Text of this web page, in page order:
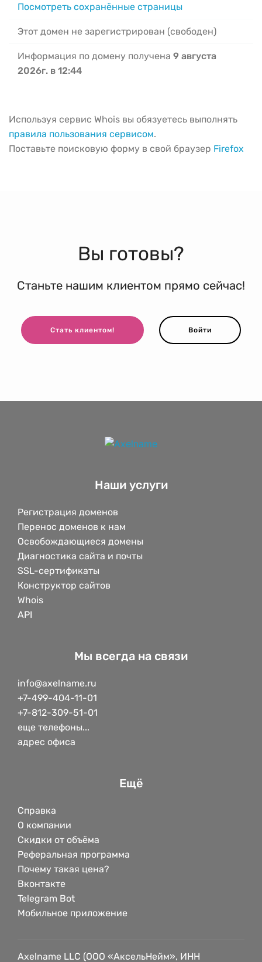
Посмотреть сохранённые страницы
Этот домен не зарегистрирован (свободен)
Информация по домену получена 9 августа
2026г. в 12:44
Используя сервис Whois вы обязуетесь выполнять
правила пользования сервисом.
Поставьте поисковую форму в свой браузер Firefox
Вы готовы?
Станьте нашим клиентом прямо сейчас!
Стать клиентом! Войти
Наши услуги
Регистрация доменов
Перенос доменов к нам
Освобождающиеся домены
Диагностика сайта и почты
SSL-сертификаты
Конструктор сайтов
Whois
API
Мы всегда на связи
info@axelname.ru
+7-499-404-11-01
+7-812-309-51-01
еще телефоны...
адрес офиса
Ещё
Справка
О компании
Скидки от объёма
Реферальная программа
Почему такая цена?
Вконтакте
Telegram Bot
Мобильное приложение
Axelname LLC (ООО «АксельНейм», ИНН